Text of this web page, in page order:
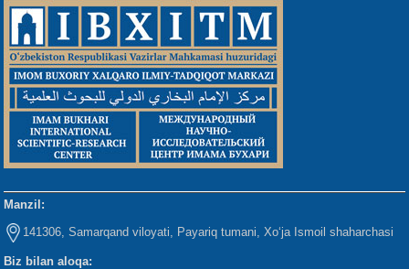
Manzil:
141306, Samarqand viloyati, Payariq tumani, Xo‘ja Ismoil shaharchasi
Biz bilan aloqa: